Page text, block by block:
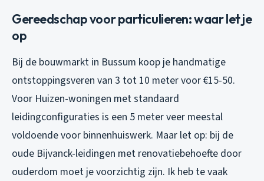
Gereedschap voor particulieren: waar let je
op
Bij de bouwmarkt in Bussum koop je handmatige
ontstoppingsveren van 3 tot 10 meter voor €15-50.
Voor Huizen-woningen met standaard
leidingconfiguraties is een 5 meter veer meestal
voldoende voor binnenhuiswerk. Maar let op: bij de
oude Bijvanck-leidingen met renovatiebehoefte door
ouderdom moet je voorzichtig zijn. Ik heb te vaak